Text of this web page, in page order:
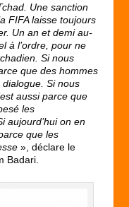
Une sanction
FIFA laisse toujours
Un an et demi au-
à l’ordre, pour ne
Si nous
que des hommes
Si nous
aussi parce que
les
aujourd’hui on en
que les
», déclare le
Badari.